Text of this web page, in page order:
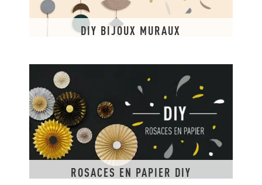
DIY BIJOUX MURAUX
ROSACES EN PAPIER DIY